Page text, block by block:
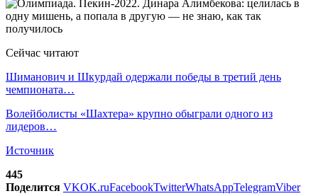
Сейчас читают
Шиманович и Шкурдай одержали победы в третий день
чемпионата…
Волейболисты «Шахтера» крупно обыграли одного из
лидеров…
Источник
445
Поделится VKOK.ruFacebookTwitterWhatsAppTelegramViber